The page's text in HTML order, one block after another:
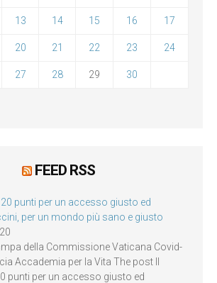
13 14 15 16 17
20 21 22 23 24
27 28 29 30
FEED RSS
20 punti per un accesso giusto ed
per un mondo più sano e giusto
della Commissione Vaticana Covid-
Accademia per la Vita The post Il
punti per un accesso giusto ed